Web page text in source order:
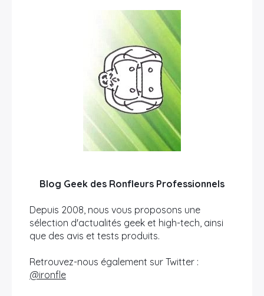
Blog Geek des Ronfleurs Professionnels
Depuis 2008, nous vous proposons une
sélection d'actualités geek et high-tech, ainsi
que des avis et tests produits.
Retrouvez-nous également sur Twitter :
@ironfle